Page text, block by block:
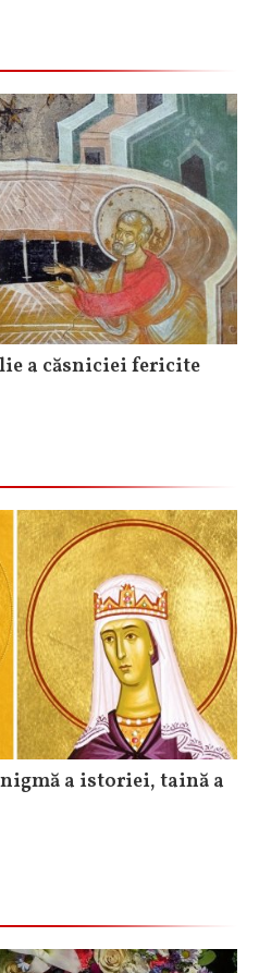
a căsniciei fericite
a istoriei, taină a